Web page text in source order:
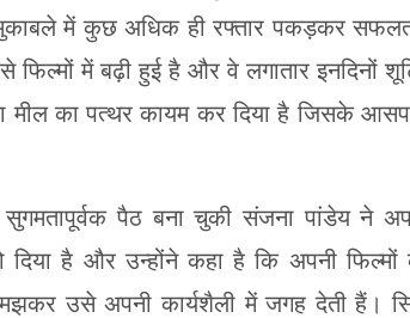
मुकाबले में कुछ अधिक ही रफ्तार पकड़कर
फिल्मों में बढ़ी हुई है और वे लगातार इनदिनों
मील का पत्थर कायम कर दिया है जिसके
पैठ बना चुकी संजना पांडेय ने
है और उन्होंने कहा है कि अपनी फिल्मों
उसे अपनी कार्यशैली में जगह देती हैं।